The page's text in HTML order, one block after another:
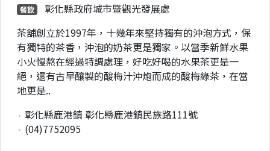
餐飲
彰化縣政府城市暨觀光發展處
茶舖創立於1997年，十幾年來堅持獨有的沖泡方式，保
有獨特的茶香，沖泡的奶茶更是獨家。以當季新鮮水果
小火慢熬在經過特調處理，好吃好喝的水果茶更是一
絕，還有古早釀製的酸梅汁沖炮而成的酸梅綠茶，在當
地更是..
彰化縣鹿港鎮 彰化縣鹿港鎮民族路111號
(04)7752095